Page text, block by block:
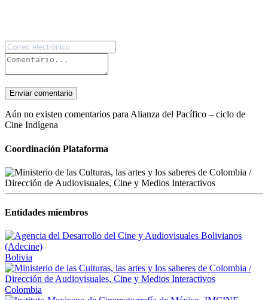
Enviar comentario
Aún no existen comentarios para Alianza del Pacífico – ciclo de
Cine Indígena
Coordinación Plataforma
Entidades miembros
Bolivia
Colombia